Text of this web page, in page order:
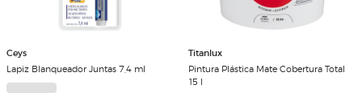
Ceys
Lapiz Blanqueador Juntas 7,4 ml
Titanlux
Pintura Plástica Mate Cobertura Total
15 l